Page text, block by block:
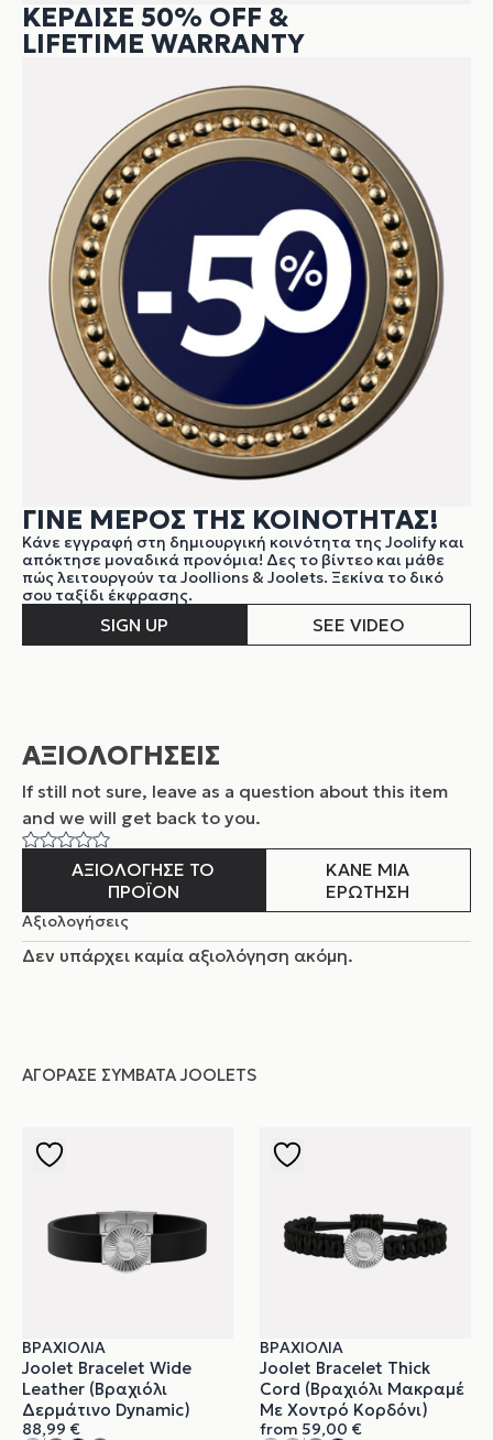
ΓΙΝΕ ΜΕΡΟΣ ΤΗΣ ΚΟΙΝΟΤΗΤΑΣ!
Κάνε εγγραφή στη δημιουργική κοινότητα της Joolify και
απόκτησε μοναδικά προνόμια! Δες το βίντεο και μάθε
πώς λειτουργούν τα Joollions & Joolets. Ξεκίνα το δικό
σου ταξίδι έκφρασης.
SIGN UP SEE VIDEO
ΚΕΡΔΙΣΕ 50% OFF &
LIFETIME WARRANTY
ΑΞΙΟΛΟΓΗΣΕΙΣ
If still not sure, leave as a question about this item
and we will get back to you.
ΑΞΙΟΛΟΓΗΣΕ ΤΟ
ΠΡΟΪΟΝ
ΚΑΝΕ ΜΙΑ
ΕΡΩΤΗΣΗ
Αξιολογήσεις
Δεν υπάρχει καμία αξιολόγηση ακόμη.
ΑΓΌΡΑΣΕ ΣΥΜΒΑΤΆ JOOLETS
ΒΡΑΧΙΌΛΙΑ
Joolet Bracelet Wide
Leather (Βραχιόλι
Δερμάτινο Dynamic)
88,99 €
ΒΡΑΧΙΌΛΙΑ
Joolet Bracelet Thick
Cord (Βραχιόλι Μακραμέ
Με Χοντρό Κορδόνι)
from 59,00 €